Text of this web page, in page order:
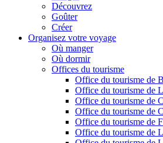
Découvrez
Goûter
Créer
Organisez votre voyage
Où manger
Où dormir
Offices du tourisme
Office du tourisme de
Office du tourisme de
Office du tourisme de
Office du tourisme de
Office du tourisme de
Office du tourisme de